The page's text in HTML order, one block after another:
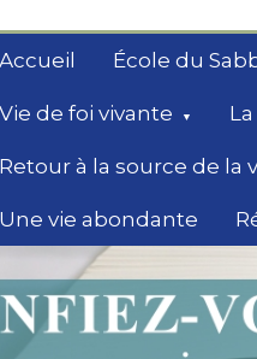
Accueil École du
Vie de foi vivante
Retour à la source de la
Une vie abondante
de la
bibliques pour